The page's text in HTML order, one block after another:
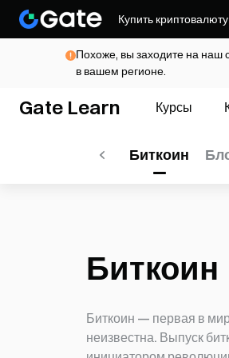
Купить криптовалюту
Похоже, вы заходите на наш
в вашем регионе.
Gate Learn Курсы
Альткоины Биткоин
Биткоин
Биткоин — первая в
неизвестна. Выпуск